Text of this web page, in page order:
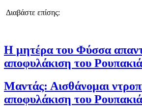
Διαβάστε επίσης:
Η μητέρα του Φύσσα
αποφυλάκιση του Ρουπακιά
Μαντάς: Αισθάνομαι
αποφυλάκιση του